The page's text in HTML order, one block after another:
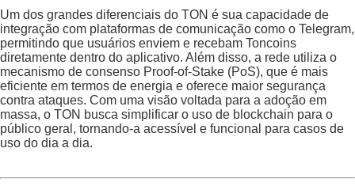
Um dos grandes diferenciais do TON é sua capacidade de
integração com plataformas de comunicação como o Telegram,
permitindo que usuários enviem e recebam Toncoins
diretamente dentro do aplicativo. Além disso, a rede utiliza o
mecanismo de consenso Proof-of-Stake (PoS), que é mais
eficiente em termos de energia e oferece maior segurança
contra ataques. Com uma visão voltada para a adoção em
massa, o TON busca simplificar o uso de blockchain para o
público geral, tornando-a acessível e funcional para casos de
uso do dia a dia.